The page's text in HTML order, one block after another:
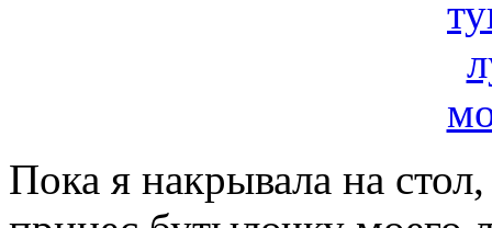
Пока я накрывала на